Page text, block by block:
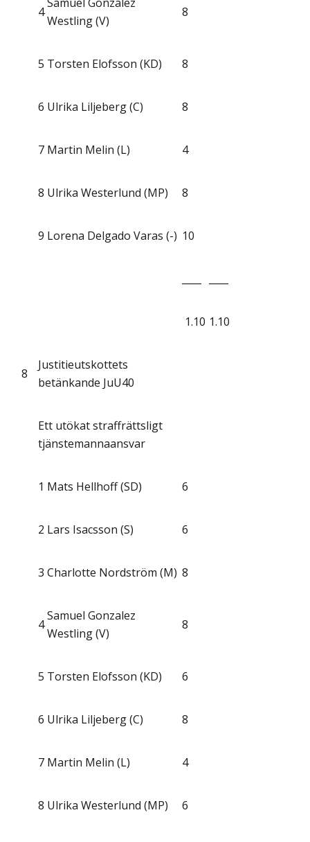
4
Samuel Gonzalez
Westling (V)
8
5 Torsten Elofsson (KD) 8
6 Ulrika Liljeberg (C) 8
7 Martin Melin (L) 4
8 Ulrika Westerlund (MP) 8
9 Lorena Delgado Varas (-) 10
1.10 1.10
8
Justitieutskottets
betänkande JuU40
Ett utökat straffrättsligt
tjänstemannaansvar
1 Mats Hellhoff (SD) 6
2 Lars Isacsson (S) 6
3 Charlotte Nordström (M) 8
4
Samuel Gonzalez
Westling (V)
8
5 Torsten Elofsson (KD) 6
6 Ulrika Liljeberg (C) 8
7 Martin Melin (L) 4
8 Ulrika Westerlund (MP) 6